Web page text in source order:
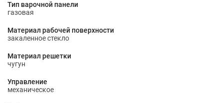
Тип варочной панели
газовая
Материал рабочей поверхности
закаленное стекло
Материал решетки
чугун
Управление
механическое